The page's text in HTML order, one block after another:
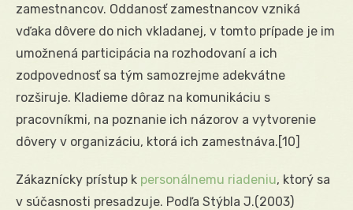
zamestnancov. Oddanosť zamestnancov vzniká
vďaka dôvere do nich vkladanej, v tomto prípade je im
umožnená participácia na rozhodovaní a ich
zodpovednosť sa tým samozrejme adekvátne
rozširuje. Kladieme dôraz na komunikáciu s
pracovníkmi, na poznanie ich názorov a vytvorenie
dôvery v organizáciu, ktorá ich zamestnáva. [10]
Zákaznícky prístup k personálnemu riadeniu, ktorý sa
v súčasnosti presadzuje. Podľa Stýbla J.(2003)